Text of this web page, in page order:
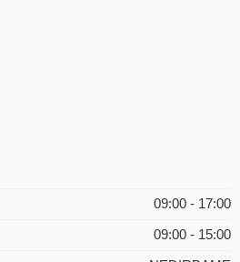
09:00 - 17:00
09:00 - 15:00